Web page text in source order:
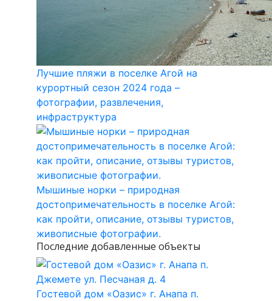
Лучшие пляжи в поселке Агой на
курортный сезон 2024 года –
фотографии, развлечения,
инфраструктура
Мышиные норки – природная
достопримечательность в поселке Агой:
как пройти, описание, отзывы туристов,
живописные фотографии.
Последние добавленные объекты
Гостевой дом «Оазис» г. Анапа п.